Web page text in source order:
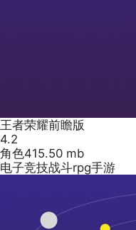
王者荣耀前瞻版
4.2
角色415.50 mb
电子竞技战斗rpg手游